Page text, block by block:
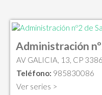
Administración
AV GALICIA, 13, CP
Teléfono: 985830086
Ver series >